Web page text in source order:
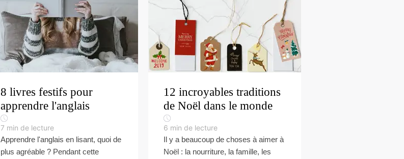
8 livres festifs pour
apprendre l'anglais
7 min de lecture
Apprendre l'anglais en lisant, quoi de
plus agréable ? Pendant cette
12 incroyables traditions
de Noël dans le monde
6 min de lecture
Il y a beaucoup de choses à aimer à
Noël : la nourriture, la famille, les